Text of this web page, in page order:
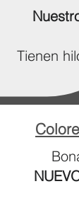
Tienen